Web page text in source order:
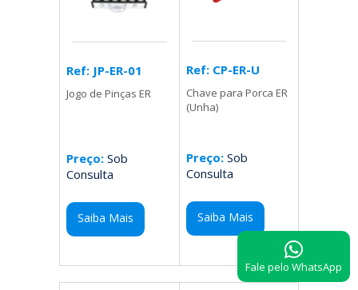
Ref: JP-ER-01
Jogo de Pinças ER
Preço: Sob
Consulta
Saiba Mais
Ref: CP-ER-U
Chave para Porca ER
(Unha)
Preço:Sob
Consulta
Saiba Mais
Fale pelo WhatsApp